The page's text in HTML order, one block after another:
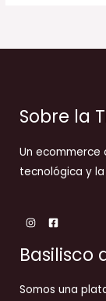
Sobre la
Un ecommerce
tecnológica y
Basilisco
Somos una